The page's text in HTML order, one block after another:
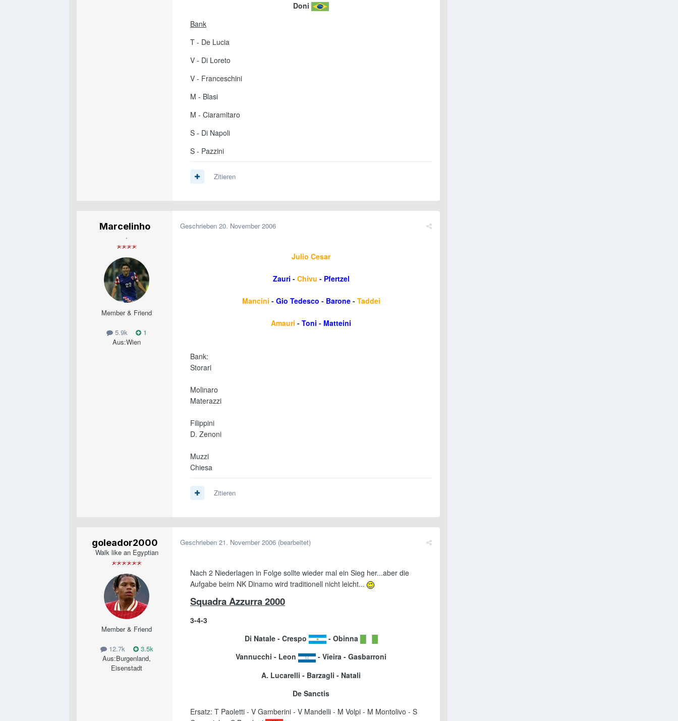
Doni
Bank
T - De Lucia
V - Di Loreto
V - Franceschini
M - Blasi
M - Ciaramitaro
S - Di Napoli
S - Pazzini
Zitieren
Marcelinho
.
Member & Friend
5.9k
1
Aus:Wien
Geschrieben 20. November 2006
Julio Cesar
Zauri - Chivu - Pfertzel
Mancini - Gio Tedesco - Barone - Taddei
Amauri - Toni - Matteini
Bank:
Storari
Molinaro
Materazzi
Filippini
D. Zenoni
Muzzi
Chiesa
Zitieren
goleador2000
Walk like an Egyptian
Member & Friend
12.7k
3.5k
Aus:Burgenland,
Eisenstadt
Geschrieben 21. November 2006 (bearbeitet)
Nach 2 Niederlagen in Folge sollte wieder mal ein Sieg her...aber die
Aufgabe beim NK Dinamo wird traditionell nicht leicht...
Squadra Azzurra 2000
3-4-3
Di Natale - Crespo
- Obinna
Vannucchi - Leon
- Vieira - Gasbarroni
A. Lucarelli - Barzagli - Natali
De Sanctis
Ersatz: T Paoletti - V Gamberini - V Mandelli - M Volpi - M Montolivo - S